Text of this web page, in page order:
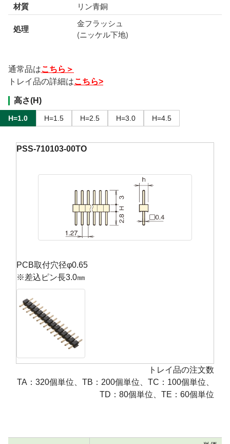
材質
リン青銅
処理
金フラッシュ
(ニッケル下地)
通常品はこちら＞
トレイ品の詳細はこちら>
高さ(H)
H=1.0 H=1.5 H=2.5 H=3.0 H=4.5
PSS-710103-00TO
PCB取付穴径φ0.65
※差込ピン長3.0㎜
トレイ品の注文数
TA：320個単位、TB：200個単位、TC：100個単位、
TD：80個単位、TE：60個単位